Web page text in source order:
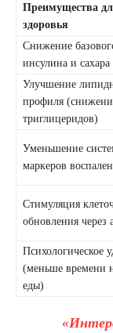
Преимущества
здоровья
Снижение
инсулина и
Улучшение
профиля
триглицеридов)
Уменьшение
маркеров
Стимуляция
обновления через
Психологическое
(меньше времени
еды)